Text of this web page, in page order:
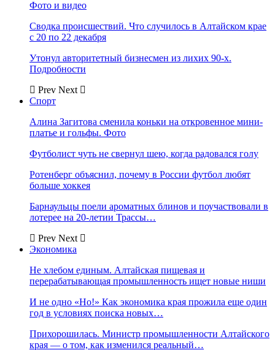
Фото и видео
Сводка происшествий. Что случилось в Алтайском крае
с 20 по 22 декабря
Утонул авторитетный бизнесмен из лихих 90-х.
Подробности
Prev Next
Спорт
Алина Загитова сменила коньки на откровенное мини-
платье и гольфы. Фото
Футболист чуть не свернул шею, когда радовался голу
Ротенберг объяснил, почему в России футбол любят
больше хоккея
Барнаульцы поели ароматных блинов и поучаствовали в
лотерее на 20-летии Трассы…
Prev Next
Экономика
Не хлебом единым. Алтайская пищевая и
перерабатывающая промышленность ищет новые ниши
И не одно «Но!» Как экономика края прожила еще один
год в условиях поиска новых…
Прихорошилась. Министр промышленности Алтайского
края — о том, как изменился реальный…